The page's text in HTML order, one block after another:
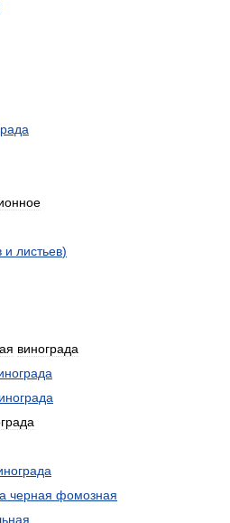
и листьев)
винограда
черная фомозная